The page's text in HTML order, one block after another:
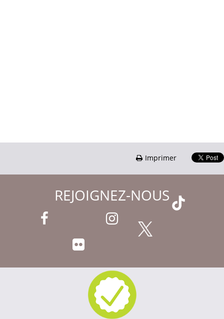
Imprimer
REJOIGNEZ-NOUS